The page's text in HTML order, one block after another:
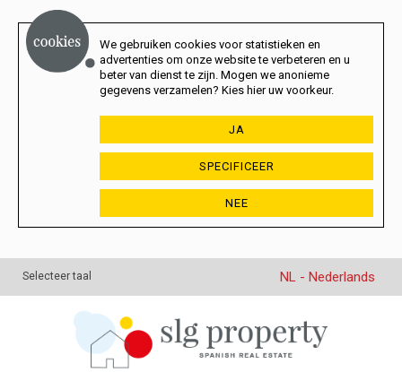
We gebruiken cookies voor statistieken en
advertenties om onze website te verbeteren en u
beter van dienst te zijn. Mogen we anonieme
gegevens verzamelen? Kies hier uw voorkeur.
JA
SPECIFICEER
NEE
Selecteer taal NL - Nederlands